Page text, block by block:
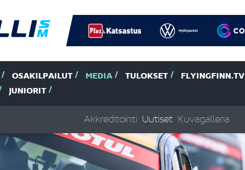
OSAKILPAILUT MEDIA TULOKSET FLYINGFINN.TV
JUNIORIT
Akkreditointi Uutiset Kuvagalleria